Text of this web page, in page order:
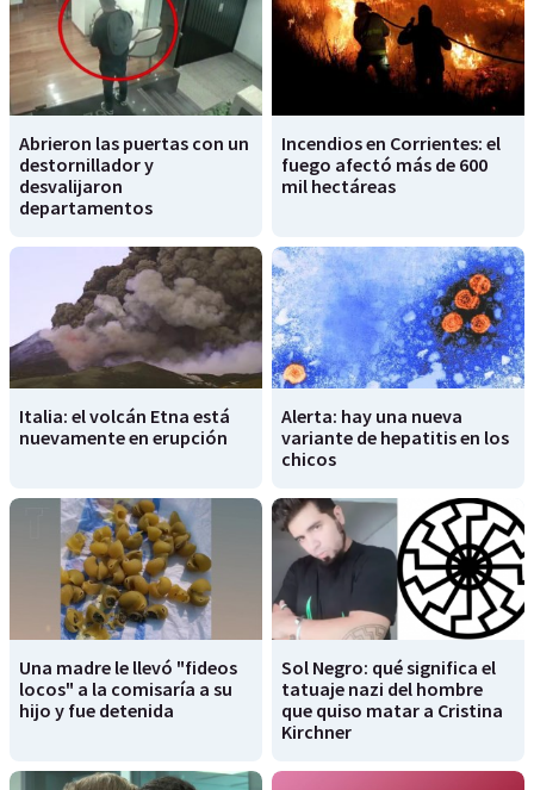
Abrieron las puertas con un
destornillador y
desvalijaron
departamentos
Incendios en Corrientes: el
fuego afectó más de 600
mil hectáreas
Italia: el volcán Etna está
nuevamente en erupción
Alerta: hay una nueva
variante de hepatitis en los
chicos
Una madre le llevó "fideos
locos" a la comisaría a su
hijo y fue detenida
Sol Negro: qué significa el
tatuaje nazi del hombre
que quiso matar a Cristina
Kirchner